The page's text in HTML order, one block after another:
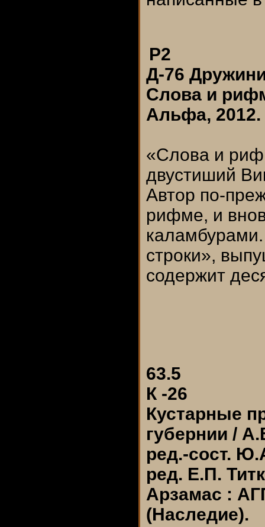
Р2
Д-76
Слова и
Альфа,
«Слова и
двустиший
Автор по-
рифме, и
строки»,
содержит
63.5
К -26
Кустарные
губернии /
ред.-сост.
ред. Е.П.
Арзамас :
(Наследие).